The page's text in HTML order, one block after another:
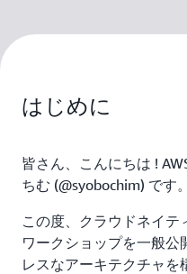
はじめに
皆さん、こんにちは !
ちむ (@syobochim) です。
この度、クラウドネイテ
ワークショップを一般公
レスなアーキテクチャを